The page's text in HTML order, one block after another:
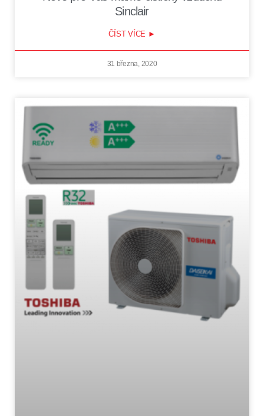
Sinclair
ČÍST VÍCE ►
31 března, 2020